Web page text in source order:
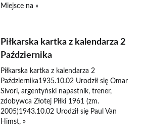
Miejsce na »
Piłkarska kartka z kalendarza 2
Października
Piłkarska kartka z kalendarza 2
Października1935.10.02 Urodził się Omar
Sívori, argentyński napastnik, trener,
zdobywca Złotej Piłki 1961 (zm.
2005)1943.10.02 Urodził się Paul Van
Himst, »